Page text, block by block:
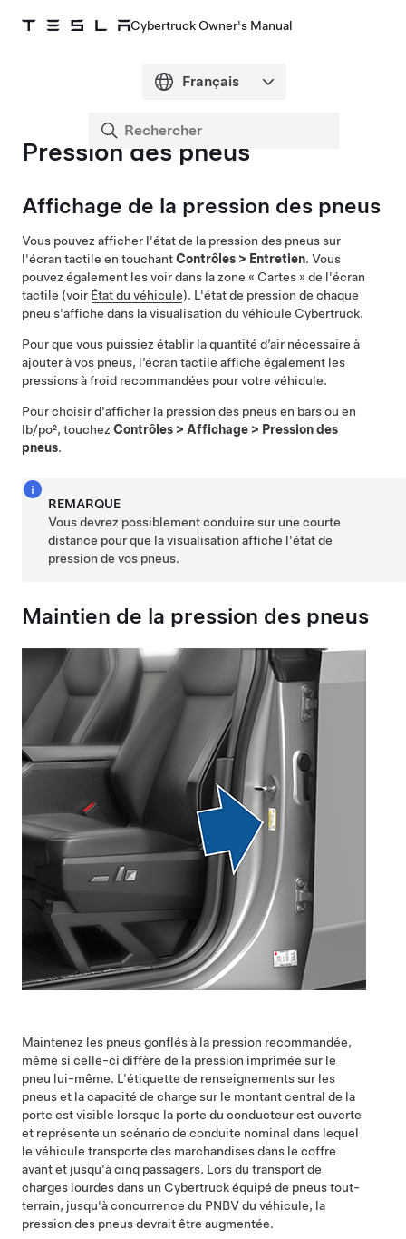
Cybertruck Owner's Manual
Pression des pneus
Affichage de la pression des pneus
Vous pouvez afficher l'état de la pression des pneus sur
l'écran tactile en touchantContrôles > Entretien. Vous
pouvez également les voir dans la zone « Cartes » de l'écran
tactile (voir État du véhicule). L'état de pression de chaque
pneu s'affiche dans la visualisation du véhicule Cybertruck.
Pour que vous puissiez établir la quantité d’air nécessaire à
ajouter à vos pneus, l’écran tactile affiche également les
pressions à froid recommandées pour votre véhicule.
Pour choisir d'afficher la pression des pneus en bars ou en
lb/po², touchez Contrôles > Affichage > Pression des
pneus.
REMARQUE
Vous devrez possiblement conduire sur une courte
distance pour que la visualisation affiche l'état de
pression de vos pneus.
Maintien de la pression des pneus
Maintenez les pneus gonflés à la pression recommandée,
même si celle-ci diffère de la pression imprimée sur le
pneu lui-même. L'étiquette de renseignements sur les
pneus et la capacité de charge sur le montant central de la
porte est visible lorsque la porte du conducteur est ouverte
et représente un scénario de conduite nominal dans lequel
le véhicule transporte des marchandises dans le coffre
avant et jusqu'à cinq passagers. Lors du transport de
charges lourdes dans un Cybertruck équipé de pneus tout-
terrain, jusqu'à concurrence du PNBV du véhicule, la
pression des pneus devrait être augmentée.